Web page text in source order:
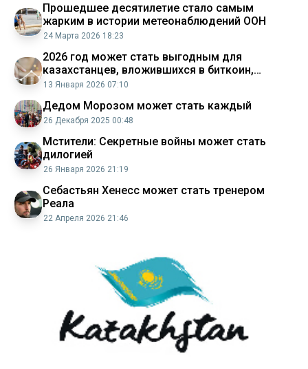
Прошедшее десятилетие стало самым
жарким в истории метеонаблюдений ООН
24 Марта 2026 18:23
2026 год может стать выгодным для
казахстанцев, вложившихся в биткоин,
считает эксперт
13 Января 2026 07:10
Дедом Морозом может стать каждый
26 Декабря 2025 00:48
Мстители: Секретные войны может стать
дилогией
26 Января 2026 21:19
Себастьян Хенесс может стать тренером
Реала
22 Апреля 2026 21:46